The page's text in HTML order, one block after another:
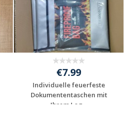
€7.99
Individuelle feuerfeste
Dokumententaschen mit
Ihrem Log...